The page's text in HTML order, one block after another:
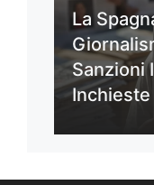
La
Sanzioni
Inchieste